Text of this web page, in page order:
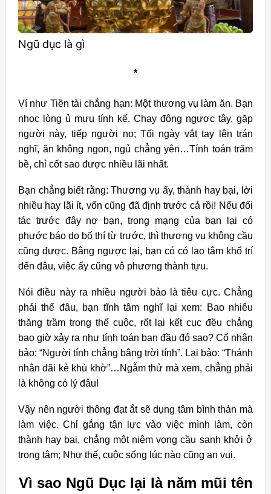
Ngũ dục là gì
*
Ví như Tiền tài chẳng hạn: Một thương vụ làm ăn. Bạn
nhọc lòng ủ mưu tính kế. Chạy đông ngược tây, gặp
người này, tiếp người nọ; Tối ngày vắt tay lên trán
nghĩ, ăn không ngon, ngủ chẳng yên…Tính toán trăm
bề, chỉ cốt sao được nhiều lãi nhất.
Bạn chẳng biết rằng: Thương vụ ấy, thành hay bại, lời
nhiều hay lãi ít, vốn cũng đã định trước cả rồi! Nếu đối
tác trước đây nợ bạn, trong mạng của bạn lại có
phước báo do bố thí từ trước, thì thương vụ không cầu
cũng được. Bằng ngược lại, bạn có có lao tâm khổ trí
đến đâu, việc ấy cũng vô phương thành tựu.
Nói điều này ra nhiều người bảo là tiêu cực. Chẳng
phải thế đâu, bạn tĩnh tâm nghĩ lại xem: Bao nhiêu
thăng trầm trong thế cuộc, rốt lại kết cục đều chẳng
bao giờ xảy ra như tính toán ban đầu đó sao? Cổ nhân
bảo: “Người tính chẳng bằng trời tính”. Lại bảo: “Thánh
nhân đãi kẻ khù khờ”…Ngẫm thử mà xem, chẳng phải
là không có lý đâu!
Vậy nên người thông đạt ắt sẽ dụng tâm bình thản mà
làm việc. Chỉ gắng tận lực vào việc mình làm, còn
thành hay bại, chẳng một niệm vọng cầu sanh khởi ở
trong tâm; Như thế, cuộc sống lúc nào cũng an vui.
Vì sao Ngũ Dục lại là năm mũi tên